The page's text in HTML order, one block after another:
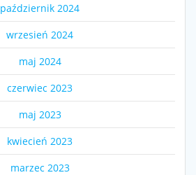
październik 2024
wrzesień 2024
maj 2024
czerwiec 2023
maj 2023
kwiecień 2023
marzec 2023